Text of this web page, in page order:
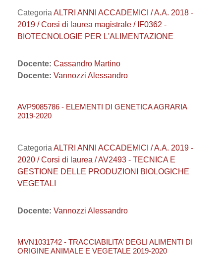
Categoria ALTRI ANNI ACCADEMICI / A.A. 2018 -
2019 / Corsi di laurea magistrale / IF0362 -
BIOTECNOLOGIE PER L'ALIMENTAZIONE
Docente: Cassandro Martino
Docente: Vannozzi Alessandro
AVP9085786 - ELEMENTI DI GENETICA AGRARIA
2019-2020
Categoria ALTRI ANNI ACCADEMICI / A.A. 2019 -
2020 / Corsi di laurea / AV2493 - TECNICA E
GESTIONE DELLE PRODUZIONI BIOLOGICHE
VEGETALI
Docente: Vannozzi Alessandro
MVN1031742 - TRACCIABILITA’ DEGLI ALIMENTI DI
ORIGINE ANIMALE E VEGETALE 2019-2020